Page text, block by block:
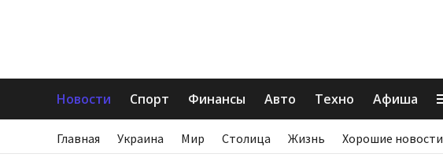
Новости Спорт Финансы Авто Техно Афиша
Главная Украина Мир Столица Жизнь Хорошие новости